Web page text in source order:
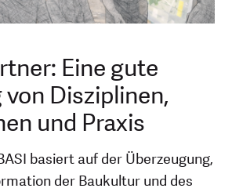
Eine gute
Disziplinen,
und Praxis
basiert auf der Überzeugung,
der Baukultur und des